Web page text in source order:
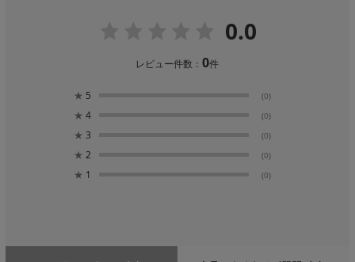
0.0
レビュー件数：0件
★ 5 (0)
★ 4 (0)
★ 3 (0)
★ 2 (0)
★ 1 (0)